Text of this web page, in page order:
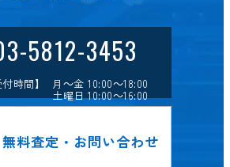
5812-3453
付時間】 月～金 10:00～18:00
土曜日 10:00～16:00
無料査定・お問い合わせ